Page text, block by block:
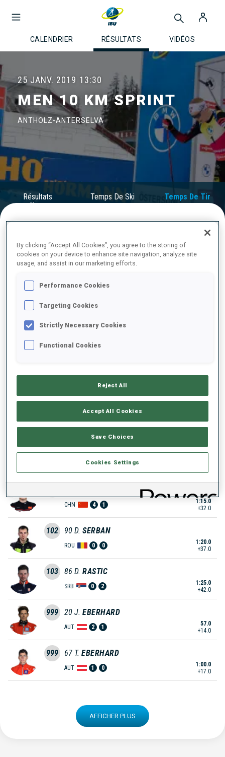
CALENDRIER RÉSULTATS VIDÉOS
25 JANV. 2019 13:30
MEN 10 KM SPRINT
ANTHOLZ-ANTERSELVA
Résultats
Officiels
Temps De Ski Temps De Tir
RÉSULTATS FINAUX – TEMPS DE TIR
1 36 T. LAPSHIN
5 41 D. MALYSHKO
RUS 1
4
OTCENAS
SVK 3 0
1:09.0
+26.0
98 16 T. SEPPALA
0 2
CHN 4 1
1:15.0
+32.0
102 90 D. SERBAN
ROU 0 0
1:20.0
+37.0
103 86 D. RASTIC
SRB 0 2
1:25.0
+42.0
999 20 J. EBERHARD
AUT 2 1
57.0
+14.0
999 67 T. EBERHARD
AUT 1 0
1:00.0
+17.0
AFFICHER PLUS
By clicking “Accept All Cookies”, you agree to the storing of
cookies on your device to enhance site navigation, analyze site
usage, and assist in our marketing efforts.
Performance Cookies
Targeting Cookies
Strictly Necessary Cookies
Functional Cookies
Reject All
Accept All Cookies
Save Choices
Cookies Settings